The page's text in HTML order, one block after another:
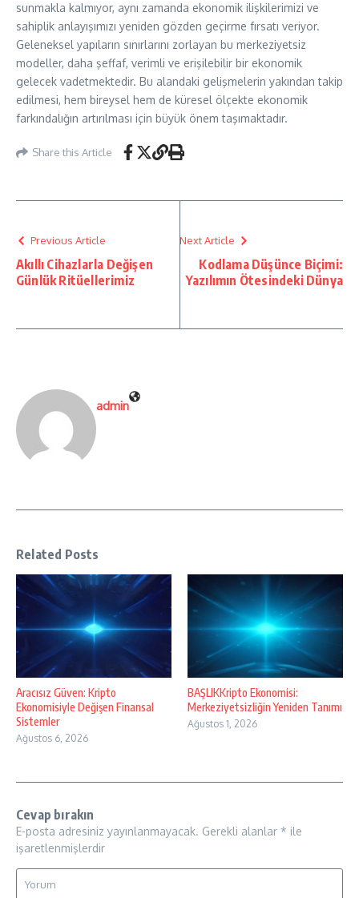
sunmakla kalmıyor, aynı zamanda ekonomik ilişkilerimizi ve
sahiplik anlayışımızı yeniden gözden geçirme fırsatı veriyor.
Geleneksel yapıların sınırlarını zorlayan bu merkeziyetsiz
modeller, daha şeffaf, verimli ve erişilebilir bir ekonomik
gelecek vadetmektedir. Bu alandaki gelişmelerin yakından takip
edilmesi, hem bireysel hem de küresel ölçekte ekonomik
farkındalığın artırılması için büyük önem taşımaktadır.
Share this Article
Previous Article
Akıllı Cihazlarla Değişen
Günlük Ritüellerimiz
Next Article
Kodlama Düşünce Biçimi:
Yazılımın Ötesindeki Dünya
admin
Related Posts
Aracısız Güven: Kripto
Ekonomisiyle Değişen Finansal
Sistemler
Ağustos 6, 2026
BAŞLIKKripto Ekonomisi:
Merkeziyetsizliğin Yeniden Tanımı
Ağustos 1, 2026
Cevap bırakın
E-posta adresiniz yayınlanmayacak. Gerekli alanlar * ile
işaretlenmişlerdir